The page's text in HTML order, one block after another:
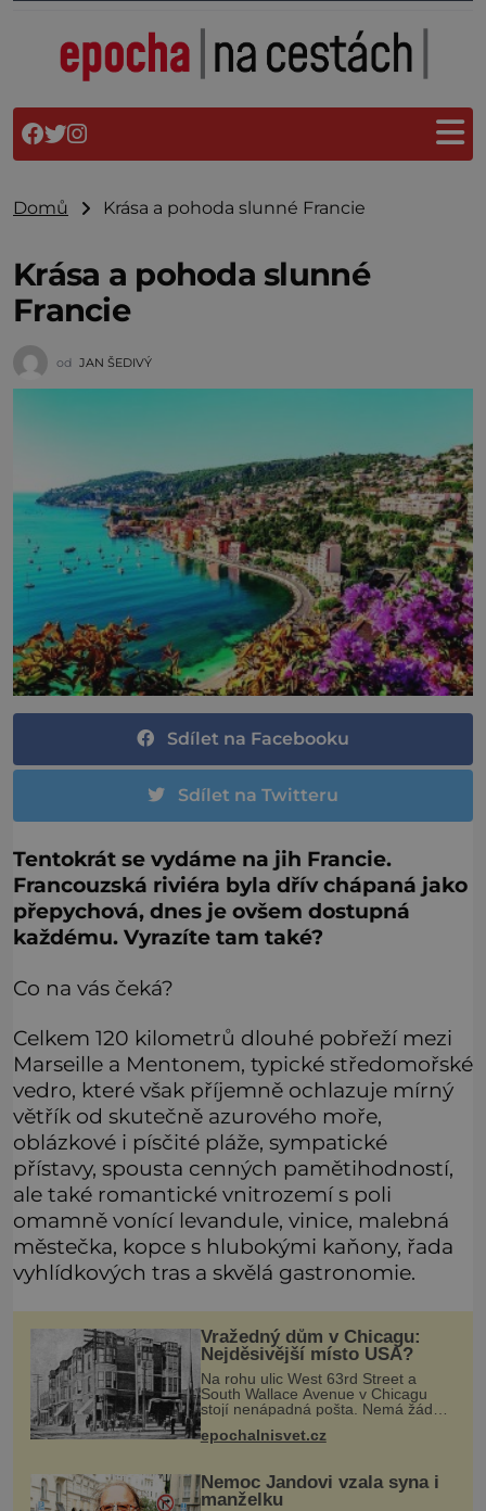
Domů Krása a pohoda slunné Francie
Krása a pohoda slunné
Francie
od JAN ŠEDIVÝ
Sdílet na Facebooku
Sdílet na Twitteru
Tentokrát se vydáme na jih Francie.
Francouzská riviéra byla dřív chápaná jako
přepychová, dnes je ovšem dostupná
každému. Vyrazíte tam také?
Co na vás čeká?
Celkem 120 kilometrů dlouhé pobřeží mezi
Marseille a Mentonem, typické středomořské
vedro, které však příjemně ochlazuje mírný
větřík od skutečně azurového moře,
oblázkové i písčité pláže, sympatické
přístavy, spousta cenných pamětihodností,
ale také romantické vnitrozemí s poli
omamně vonící levandule, vinice, malebná
městečka, kopce s hlubokými kaňony, řada
vyhlídkových tras a skvělá gastronomie.
Vražedný dům v Chicagu:
Nejděsivější místo USA?
Na rohu ulic West 63rd Street a
South Wallace Avenue v Chicagu
stojí nenápadná pošta. Nemá žádný
speciální nápis ani pamětní desku. A
přesto prý místní zaměstnanci neradi
epochalnisvet.cz
Nemoc Jandovi vzala syna i
manželku